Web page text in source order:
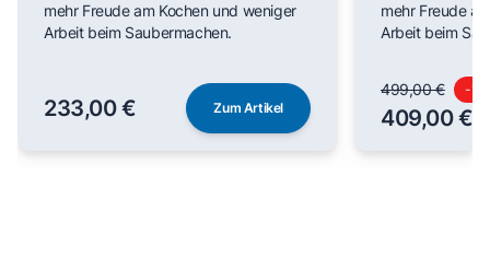
mehr Freude am Kochen und weniger
Arbeit beim Saubermachen.
233,00 € Zum Artikel
mehr Freude
Arbeit beim
499,00 € -18
409,00 €